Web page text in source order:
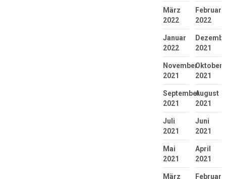
März
2022
Februar
2022
Januar
2022
2021
November
2021
Oktober
2021
September
2021
August
2021
Juli
2021
Juni
2021
Mai
2021
April
2021
März Februar